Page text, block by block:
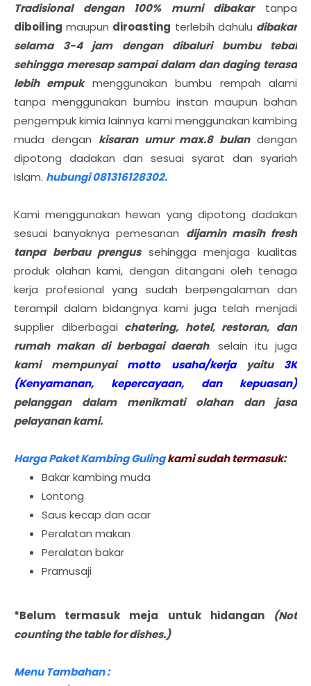
Tradisional dengan 100% murni dibakartanpa
diboiling maupun diroasting terlebih dahulu dibakar
selama 3-4 jam dengan dibaluri bumbu tebal
sehingga meresap sampai dalam dan daging terasa
lebih empukmenggunakan bumbu rempah alami
tanpa menggunakan bumbu instan maupun bahan
pengempuk kimia lainnya kami menggunakan kambing
muda dengan kisaran umur max.8 bulan dengan
dipotong dadakan dan sesuai syarat dan syariah
Islam. hubungi 081316128302.
Kami menggunakan hewan yang dipotong dadakan
sesuai banyaknya pemesanan dijamin masih fresh
tanpa berbau prengussehingga menjaga kualitas
produk olahan kami, dengan ditangani oleh tenaga
kerja profesional yang sudah berpengalaman dan
terampil dalam bidangnya kami juga telah menjadi
supplier diberbagai chatering, hotel, restoran, dan
rumah makan di berbagai daerah. selain itu juga
kami mempunyaimotto usaha/kerjayaitu 3K
(Kenyamanan, kepercayaan, dan kepuasan)
pelanggan dalam menikmati olahan dan jasa
pelayanan kami.
Harga Paket Kambing Gulingkami sudah termasuk:
Bakar kambing muda
Lontong
Saus kecap dan acar
Peralatan makan
Peralatan bakar
Pramusaji
*Belum termasuk meja untuk hidangan (Not
counting the table for dishes.)
Menu Tambahan :